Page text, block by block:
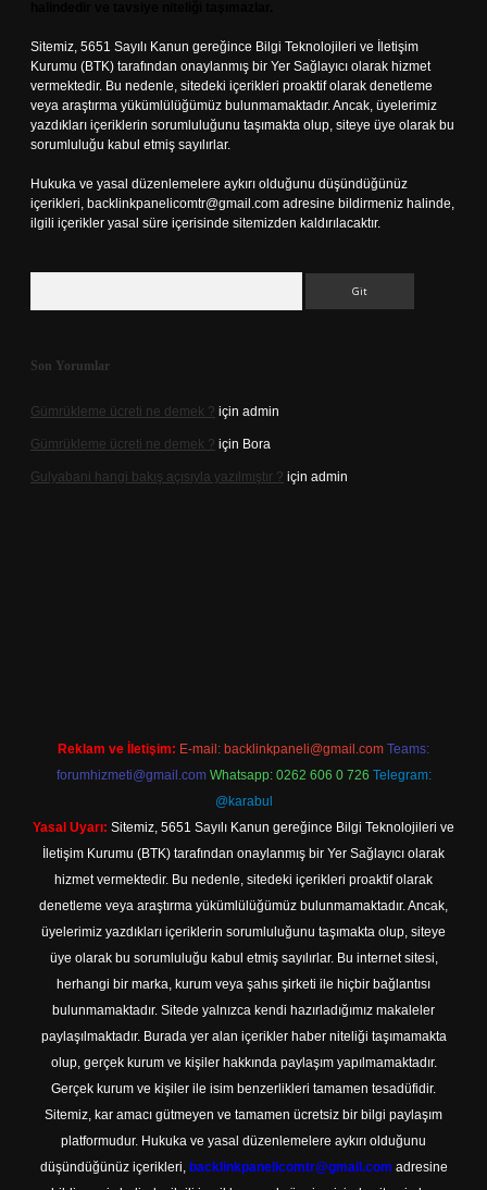
Sitemiz, 5651 Sayılı Kanun gereğince Bilgi Teknolojileri ve İletişim
Kurumu (BTK) tarafından onaylanmış bir Yer Sağlayıcı olarak hizmet
vermektedir. Bu nedenle, sitedeki içerikleri proaktif olarak denetleme
veya araştırma yükümlülüğümüz bulunmamaktadır. Ancak, üyelerimiz
yazdıkları içeriklerin sorumluluğunu taşımakta olup, siteye üye olarak bu
sorumluluğu kabul etmiş sayılırlar.
Hukuka ve yasal düzenlemelere aykırı olduğunu düşündüğünüz
içerikleri, backlinkpanelicomtr@gmail.com adresine bildirmeniz halinde,
ilgili içerikler yasal süre içerisinde sitemizden kaldırılacaktır.
Son Yorumlar
Gümrükleme ücreti ne demek ? için admin
Gümrükleme ücreti ne demek ? için Bora
Gulyabani hangi bakış açısıyla yazılmıştır ? için admin
Reklam ve İletişim: E-mail: backlinkpaneli@gmail.com Teams:
forumhizmeti@gmail.com Whatsapp: 0262 606 0 726 Telegram:
@karabul
Yasal Uyarı: Sitemiz, 5651 Sayılı Kanun gereğince Bilgi Teknolojileri ve
İletişim Kurumu (BTK) tarafından onaylanmış bir Yer Sağlayıcı olarak
hizmet vermektedir. Bu nedenle, sitedeki içerikleri proaktif olarak
denetleme veya araştırma yükümlülüğümüz bulunmamaktadır. Ancak,
üyelerimiz yazdıkları içeriklerin sorumluluğunu taşımakta olup, siteye
üye olarak bu sorumluluğu kabul etmiş sayılırlar. Bu internet sitesi,
herhangi bir marka, kurum veya şahıs şirketi ile hiçbir bağlantısı
bulunmamaktadır. Sitede yalnızca kendi hazırladığımız makaleler
paylaşılmaktadır. Burada yer alan içerikler haber niteliği taşımamakta
olup, gerçek kurum ve kişiler hakkında paylaşım yapılmamaktadır.
Gerçek kurum ve kişiler ile isim benzerlikleri tamamen tesadüfidir.
Sitemiz, kar amacı gütmeyen ve tamamen ücretsiz bir bilgi paylaşım
platformudur. Hukuka ve yasal düzenlemelere aykırı olduğunu
düşündüğünüz içerikleri, backlinkpanelicomtr@gmail.com adresine